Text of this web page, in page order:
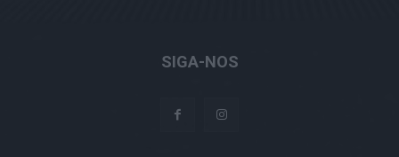
SIGA-NOS